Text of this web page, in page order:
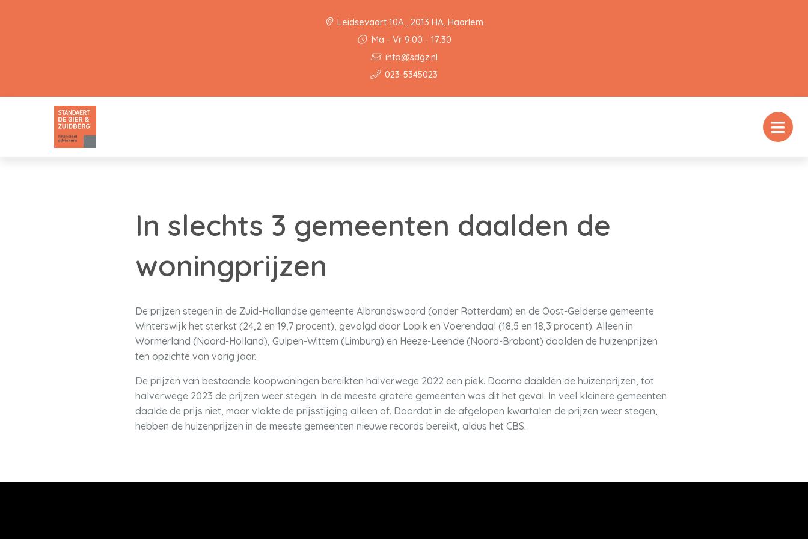
Leidsevaart 10A , 2013 HA, Haarlem
Ma - Vr 9:00 - 17:30
info@sdgz.nl
023-5345023
In slechts 3 gemeenten daalden de
woningprijzen
De prijzen stegen in de Zuid-Hollandse gemeente Albrandswaard (onder Rotterdam) en de Oost-Gelderse gemeente
Winterswijk het sterkst (24,2 en 19,7 procent), gevolgd door Lopik en Voerendaal (18,5 en 18,3 procent). Alleen in
Wormerland (Noord-Holland), Gulpen-Wittem (Limburg) en Heeze-Leende (Noord-Brabant) daalden de huizenprijzen
ten opzichte van vorig jaar.
De prijzen van bestaande koopwoningen bereikten halverwege 2022 een piek. Daarna daalden de huizenprijzen, tot
halverwege 2023 de prijzen weer stegen. In de meeste grotere gemeenten was dit het geval. In veel kleinere gemeenten
daalde de prijs niet, maar vlakte de prijsstijging alleen af. Doordat in de afgelopen kwartalen de prijzen weer stegen,
hebben de huizenprijzen in de meeste gemeenten nieuwe records bereikt, aldus het CBS.